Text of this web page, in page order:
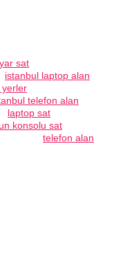
sat
istanbul laptop alan
yerler
telefon alan
laptop sat
konsolu sat
telefon alan